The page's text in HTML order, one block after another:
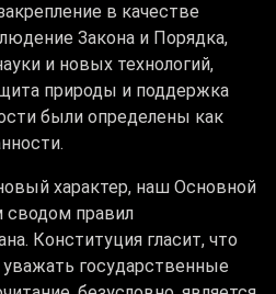
в качестве
Закона и Порядка,
и новых технологий,
природы и поддержка
были определены как
характер, наш Основной
сводом правил
Конституция гласит, что
государственные